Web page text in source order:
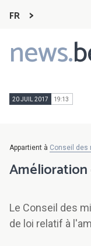
FR
news.
Main
navigation
20 JUIL 2017 19:13
Appartient à Conseil des
Le Conseil des
de loi relatif à